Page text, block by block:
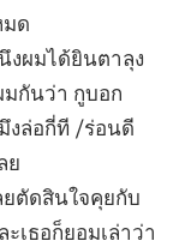
มด
งผมได้ยินตาลุง
มกันว่า กูบอก
งล่อกี่ที /ร่อนดี
ย
ตัดสินใจคุยกับ
ะเธอก็ยอมเล่าว่า